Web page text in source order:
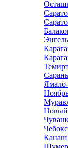
Сарань
Новый
Канаш